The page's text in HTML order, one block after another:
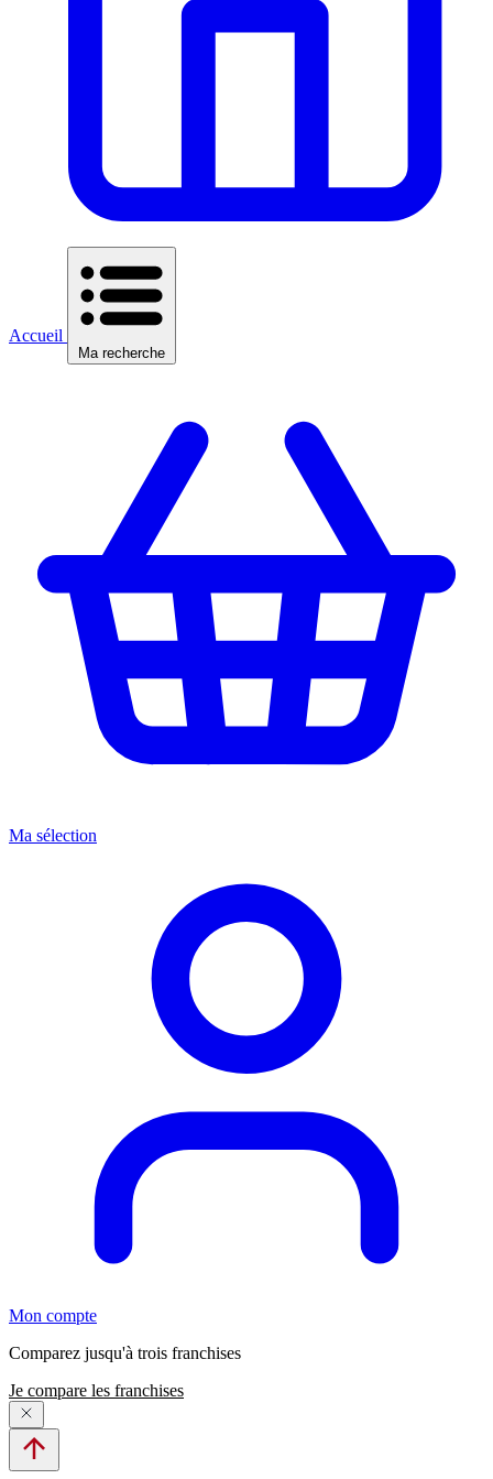
Accueil
Ma recherche
Ma sélection
Mon compte
Comparez jusqu'à trois franchises
Je compare les franchises